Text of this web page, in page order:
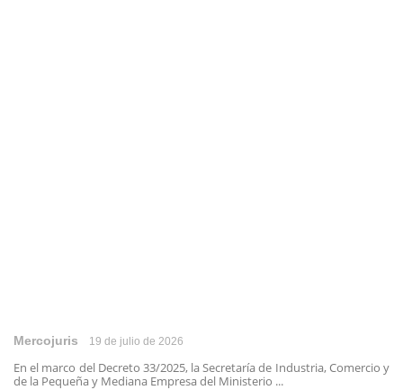
Mercojuris 19 de julio de 2026
En el marco del Decreto 33/2025, la Secretaría de Industria, Comercio y
de la Pequeña y Mediana Empresa del Ministerio ...